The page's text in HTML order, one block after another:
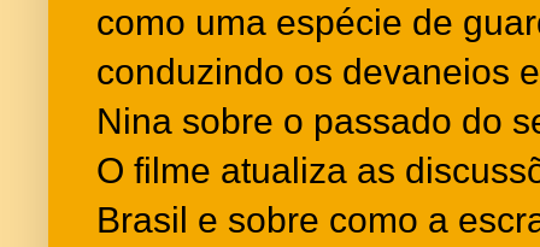
como uma espécie de
conduzindo os devaneios
Nina sobre o passado do
O filme atualiza as
Brasil e sobre como a